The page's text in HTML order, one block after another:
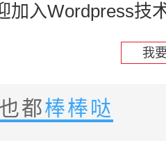
加入Wordpress技
我
都棒棒哒